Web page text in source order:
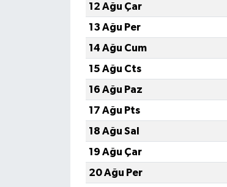
12 Ağu Çar
13 Ağu Per
14 Ağu Cum
15 Ağu Cts
16 Ağu Paz
17 Ağu Pts
18 Ağu Sal
19 Ağu Çar
20 Ağu Per